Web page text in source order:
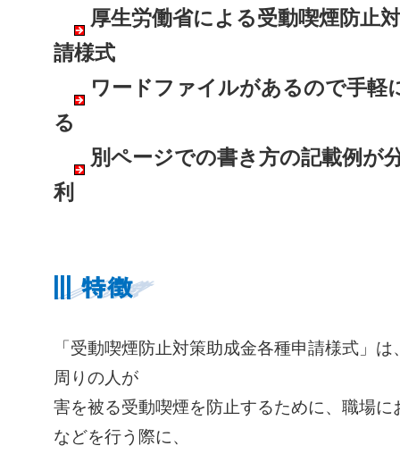
厚生労働省による受動喫煙防止
請様式
ワードファイルがあるので手軽
る
別ページでの書き方の記載例が
利
「受動喫煙防止対策助成金各種申請様式」
周りの人が
害を被る受動喫煙を防止するために、職場に
などを行う際に、